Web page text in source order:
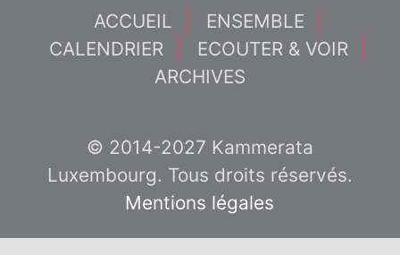
ACCUEIL
ENSEMBLE
CALENDRIER
ECOUTER & VOIR
ARCHIVES
© 2014-2027 Kammerata
Luxembourg. Tous droits réservés.
Mentions légales